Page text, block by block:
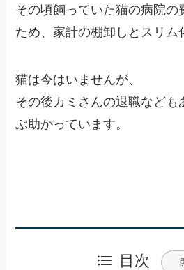
その頃飼っていた猫の病院の
ため、家計の棚卸しとスリム
猫は今はいませんが、
その後カミさんの退職なども
ぶ助かっています。
目次